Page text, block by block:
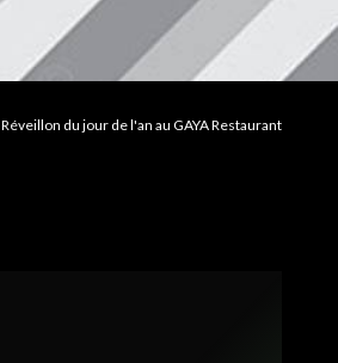
Réveillon du jour de l'an au GAYA Restaurant